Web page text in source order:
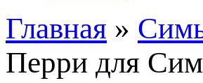
Главная »
Перри для